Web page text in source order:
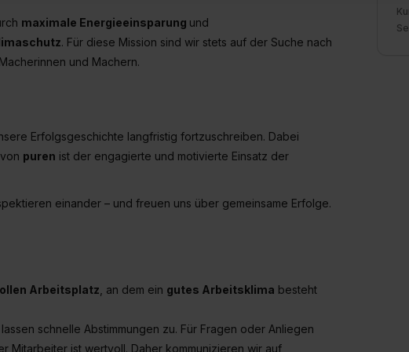
Einwilligung zur Übermittlung deiner Daten in die USA (Art. 49 Abs. 1 S.
Datenschutzniveau (EuGH – Schrems II). Du kannst die
für die Zukunft ganz oder teilweise über unsere Datenschutzerklärung
widerrufen. Weitere Informationen zu den einzelnen Cookies
maximale Energieeinsparung und
. Für diese Mission sind wir stets auf der Suche nach
und Machern.
Erfolgsgeschichte langfristig fortzuschreiben. Dabei
puren ist der engagierte und motivierte Einsatz der
einander – und freuen uns über gemeinsame Erfolge.
Arbeitsplatz , an dem ein gutes Arbeitsklima besteht
schnelle Abstimmungen zu. Für Fragen oder Anliegen
Mitarbeiter ist wertvoll. Daher kommunizieren wir auf